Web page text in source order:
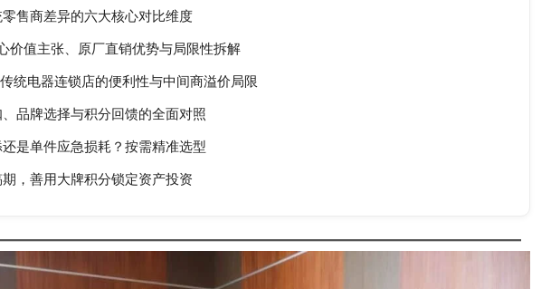
售商差异的六大核心对比维度
值主张、原厂直销优势与局限性拆解
电器连锁店的便利性与中间商溢价局限
品牌选择与积分回馈的全面对照
是单件应急损耗？按需精准选型
，善用大牌积分锁定资产投资